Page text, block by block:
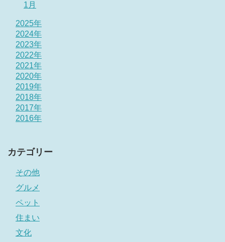
1月
2025年
2024年
2023年
2022年
2021年
2020年
2019年
2018年
2017年
2016年
カテゴリー
その他
グルメ
ペット
住まい
文化